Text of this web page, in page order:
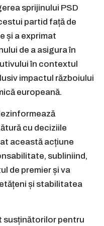
sprijinului PSD
partid față de
și a exprimat
de a asigura în
în contextul
impactul războiului
europeană.
cu deciziile
această acțiune
subliniind,
de premier și va
și stabilitatea
susținătorilor pentru